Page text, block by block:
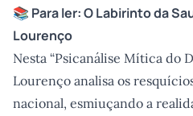
📚 Para ler:O Labirinto da
Lourenço
Nesta “Psicanálise Mítica do
Lourenço analisa os
nacional, esmiuçando a